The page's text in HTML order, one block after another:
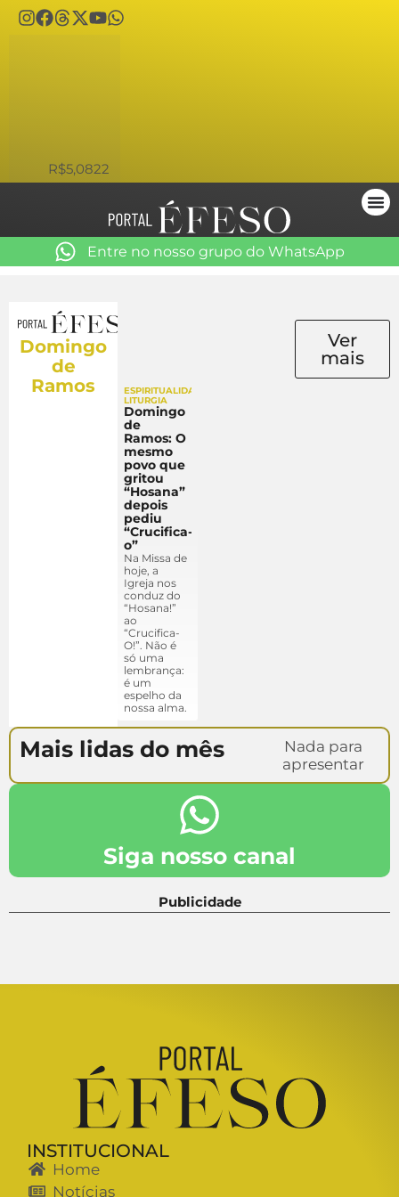
R$5,0822
Entre no nosso grupo do WhatsApp
Domingo
de
Ramos
ESPIRITUALIDADE
LITURGIA
Domingo
de
Ramos: O
mesmo
povo que
gritou
“Hosana”
depois
pediu
“Crucifica-
o”
Na Missa de
hoje, a
Igreja nos
conduz do
“Hosana!”
ao
“Crucifica-
O!”. Não é
só uma
lembrança:
é um
espelho da
nossa alma.
Ver
mais
Mais lidas do mês
Nada para
apresentar
Siga nosso canal
Publicidade
INSTITUCIONAL
Home
Notícias